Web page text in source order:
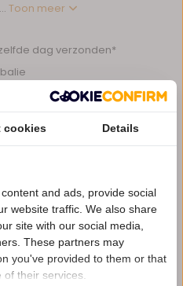
Toon meer
dag verzonden*
mogelijk
korting
cookies Details
and ads, provide social
website traffic. We also share
site with our social media,
These partners may
you've provided to them or that
their services.